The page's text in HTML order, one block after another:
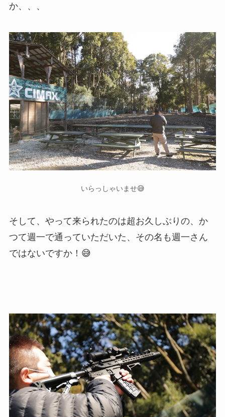
か、、、
いらっしゃいませ😅
そして、やって来られたのは超お久しぶりの、か
つて週一で通っていただいた、その名も週一さん
ではないですか！😅